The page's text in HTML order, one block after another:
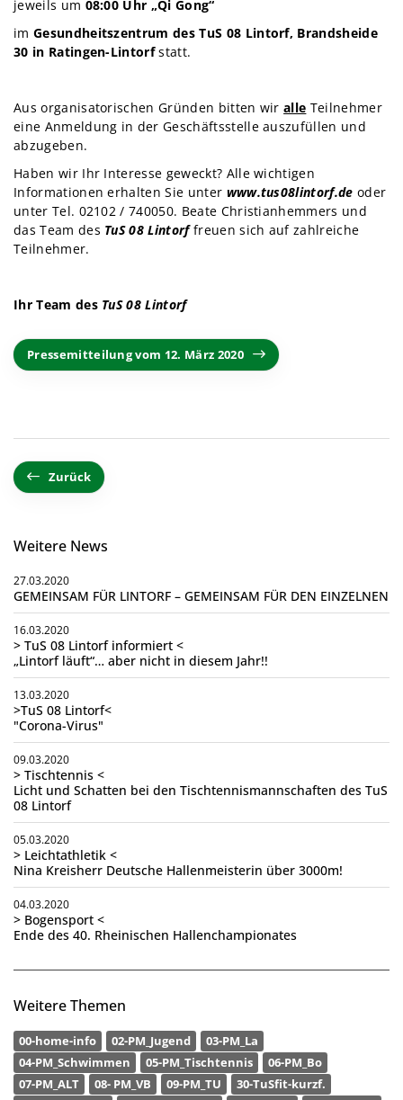
jeweils um 08:00 Uhr „Qi Gong“
im Gesundheitszentrum des TuS 08 Lintorf, Brandsheide
30 in Ratingen-Lintorfstatt.
Aus organisatorischen Gründen bitten wiralle Teilnehmer
eine Anmeldung in der Geschäftsstelle auszufüllen und
abzugeben.
Haben wir Ihr Interesse geweckt? Alle wichtigen
Informationen erhalten Sie unter www.tus08lintorf.de oder
unter Tel. 02102 / 740050. Beate Christianhemmers und
das Team des TuS 08 Lintorffreuen sich auf zahlreiche
Teilnehmer.
Ihr Team des TuS 08 Lintorf
Pressemitteilung vom 12. März 2020
Zurück
Weitere News
27.03.2020
GEMEINSAM FÜR LINTORF – GEMEINSAM FÜR DEN EINZELNEN
16.03.2020
> TuS 08 Lintorf informiert <
„Lintorf läuft“… aber nicht in diesem Jahr!!
13.03.2020
>TuS 08 Lintorf<
"Corona-Virus"
09.03.2020
> Tischtennis <
Licht und Schatten bei den Tischtennismannschaften des TuS
08 Lintorf
05.03.2020
> Leichtathletik <
Nina Kreisherr Deutsche Hallenmeisterin über 3000m!
04.03.2020
> Bogensport <
Ende des 40. Rheinischen Hallenchampionates
Weitere Themen
00-home-info 02-PM_Jugend
03-PM_La
04-PM_Schwimmen
05-PM_Tischtennis
06-PM_Bo
07-PM_ALT
08- PM_VB 09-PM_TU
30-TuSfit-kurzf.